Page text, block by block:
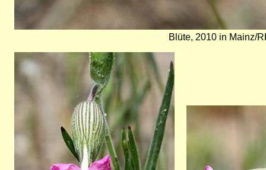
Blüte, 2010 in Mainz/
Bild